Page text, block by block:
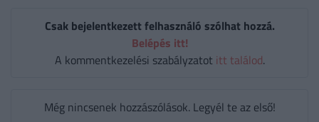
Csak bejelentkezett felhasználó szólhat hozzá.
Belépés itt!
A kommentkezelési szabályzatot itt találod.
Még nincsenek hozzászólások. Legyél te az első!